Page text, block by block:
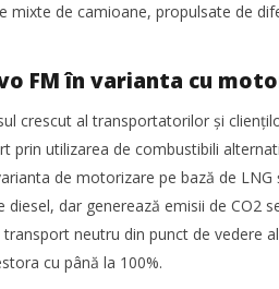
mixte de camioane, propulsate de
FM în varianta cu
crescut al transportatorilor și
prin utilizarea de combustibili
de motorizare pe bază de
dar generează emisii de CO2
neutru din punct de vedere
cu până la 100%.